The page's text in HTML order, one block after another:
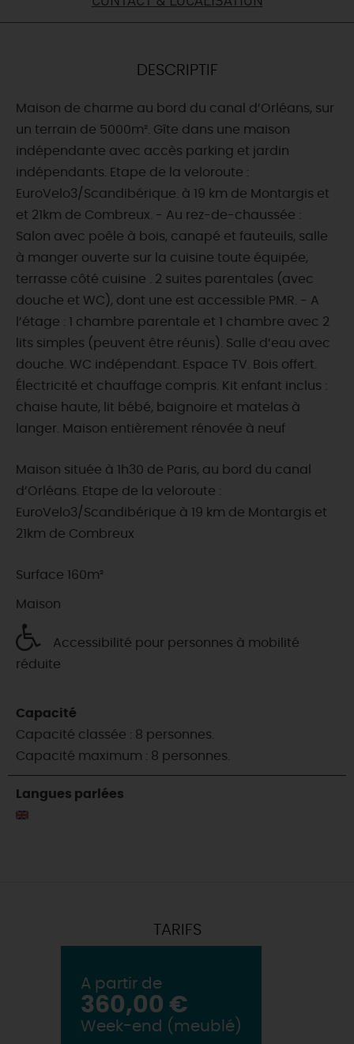
CETTE SEMAINE
TOUT L'AGENDA
DESCRIPTIF
Maison de charme au bord du canal d’Orléans, sur
un terrain de 5000m². Gîte dans une maison
indépendante avec accès parking et jardin
indépendants. Etape de la veloroute :
EuroVelo3/Scandibérique. à 19 km de Montargis et
et 21km de Combreux. - Au rez-de-chaussée :
Salon avec poêle à bois, canapé et fauteuils, salle
à manger ouverte sur la cuisine toute équipée,
terrasse côté cuisine . 2 suites parentales (avec
douche et WC), dont une est accessible PMR. - A
l’étage : 1 chambre parentale et 1 chambre avec 2
lits simples (peuvent être réunis). Salle d’eau avec
douche. WC indépendant. Espace TV. Bois offert.
Électricité et chauffage compris. Kit enfant inclus :
chaise haute, lit bébé, baignoire et matelas à
langer. Maison entièrement rénovée à neuf
Maison située à 1h30 de Paris, au bord du canal
d’Orléans. Etape de la veloroute :
EuroVelo3/Scandibérique à 19 km de Montargis et
21km de Combreux
Surface 160m²
Maison
Accessibilité pour personnes à mobilité
réduite
Capacité
Capacité classée : 8 personnes.
Capacité maximum : 8 personnes.
Langues parlées
TARIFS
A partir de
360,00 €
Week-end (meublé)